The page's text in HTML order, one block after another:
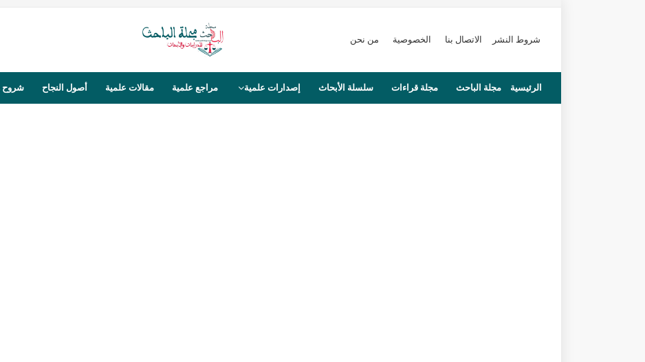
شروط النشر الاتصال بنا الخصوصية من نحن
الرئيسية مجلة الباحث مجلة قراءات سلسلة الأبحاث إصدارات علمية مراجع علمية مقالات علمية أصول النجاح شروح